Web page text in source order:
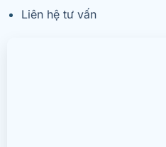
Liên hệ tư vấn